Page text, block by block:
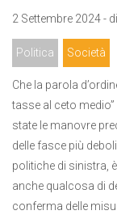
2 Settembre 2024 - di
Politica Società
Che la parola
tasse al ceto
state le manovre
delle fasce più
politiche di sinistra,
anche qualcosa di
conferma delle